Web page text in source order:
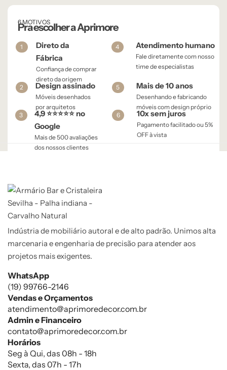
6 MOTIVOS
Pra escolher a Aprimore
1
Direto da
Fábrica
Confiança de comprar
direto da origem
4 Atendimento humano
Fale diretamente com nosso
time de especialistas
2 Design assinado
Móveis desenhados
por arquitetos
5 Mais de 10 anos
Desenhando e fabricando
móveis com design próprio
3
4,9 ⭐⭐⭐⭐⭐ no
Google
Mais de 500 avaliações
dos nossos clientes
6 10x sem juros
Pagamento facilitado ou 5%
OFF à vista​
Indústria de mobiliário autoral e de alto padrão. Unimos alta
marcenaria e engenharia de precisão para atender aos
projetos mais exigentes.
WhatsApp
(19) 99766-2146
Vendas e Orçamentos
atendimento@aprimoredecor.com.br
Admin e Financeiro
contato@aprimoredecor.com.br
Horários
Seg à Qui, das 08h - 18h
Sexta, das 07h - 17h